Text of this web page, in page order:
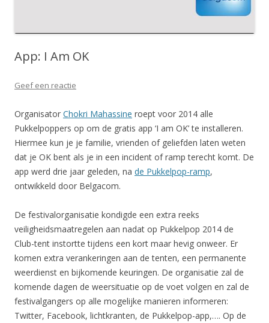
App: I Am OK
Geef een reactie
Organisator Chokri Mahassine roept voor 2014 alle
Pukkelpoppers op om de gratis app ‘I am OK’ te installeren.
Hiermee kun je je familie, vrienden of geliefden laten weten
dat je OK bent als je in een incident of ramp terecht komt. De
app werd drie jaar geleden, na de Pukkelpop-ramp,
ontwikkeld door Belgacom.
De festivalorganisatie kondigde een extra reeks
veiligheidsmaatregelen aan nadat op Pukkelpop 2014 de
Club-tent instortte tijdens een kort maar hevig onweer. Er
komen extra verankeringen aan de tenten, een permanente
weerdienst en bijkomende keuringen. De organisatie zal de
komende dagen de weersituatie op de voet volgen en zal de
festivalgangers op alle mogelijke manieren informeren:
Twitter, Facebook, lichtkranten, de Pukkelpop-app,…. Op de